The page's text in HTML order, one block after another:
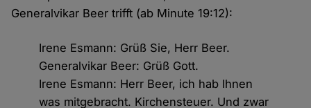
Generalvikar Beer trifft (ab Minute 19:12):
Irene Esmann: Grüß Sie, Herr Beer.
Generalvikar Beer: Grüß Gott.
Irene Esmann: Herr Beer, ich hab Ihnen
was mitgebracht. Kirchensteuer. Und zwar